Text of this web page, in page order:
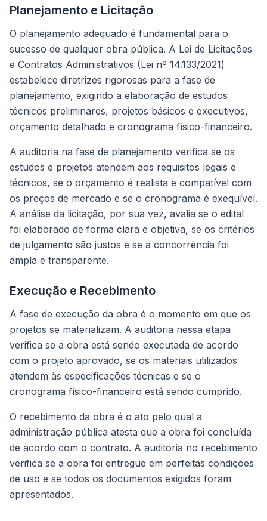
Planejamento e Licitação
O planejamento adequado é fundamental para o
sucesso de qualquer obra pública. A Lei de Licitações
e Contratos Administrativos (Lei nº 14.133/2021)
estabelece diretrizes rigorosas para a fase de
planejamento, exigindo a elaboração de estudos
técnicos preliminares, projetos básicos e executivos,
orçamento detalhado e cronograma físico-financeiro.
A auditoria na fase de planejamento verifica se os
estudos e projetos atendem aos requisitos legais e
técnicos, se o orçamento é realista e compatível com
os preços de mercado e se o cronograma é exequível.
A análise da licitação, por sua vez, avalia se o edital
foi elaborado de forma clara e objetiva, se os critérios
de julgamento são justos e se a concorrência foi
ampla e transparente.
Execução e Recebimento
A fase de execução da obra é o momento em que os
projetos se materializam. A auditoria nessa etapa
verifica se a obra está sendo executada de acordo
com o projeto aprovado, se os materiais utilizados
atendem às especificações técnicas e se o
cronograma físico-financeiro está sendo cumprido.
O recebimento da obra é o ato pelo qual a
administração pública atesta que a obra foi concluída
de acordo com o contrato. A auditoria no recebimento
verifica se a obra foi entregue em perfeitas condições
de uso e se todos os documentos exigidos foram
apresentados.